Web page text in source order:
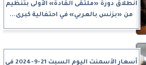
انطلاق دورة «ملتقى القادة» الأولى بتنظيم
من «بزنس بالعربي» في احتفالية كبرى...
أسعار الأسمنت اليوم السبت 21-9-2024 في